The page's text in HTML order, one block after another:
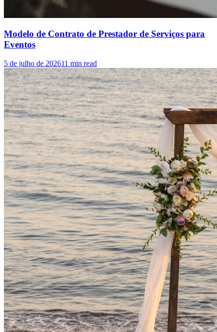
Modelo de Contrato de Prestador de Serviços para
Eventos
5 de julho de 202611 min read